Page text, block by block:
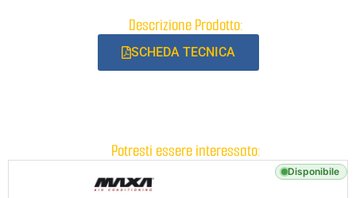
Descrizione Prodotto:
SCHEDA TECNICA
Potresti essere interessato:
Disponibile